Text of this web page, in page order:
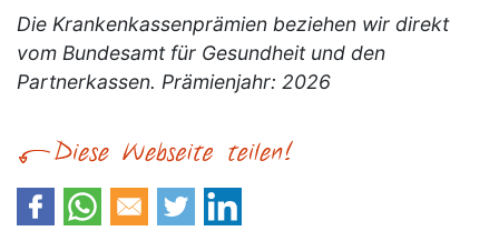
Die Krankenkassenprämien beziehen wir direkt
vom Bundesamt für Gesundheit und den
Partnerkassen. Prämienjahr: 2026